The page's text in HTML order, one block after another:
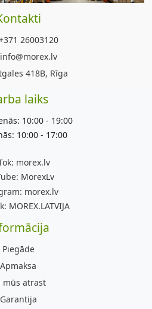
26003120
info@morex.lv
418B, Rīga
laiks
10:00 - 19:00
10:00 - 17:00
morex.lv
MorexLv
morex.lv
MOREX.LATVIJA
Piegāde
Apmaksa
mūs atrast
Garantija